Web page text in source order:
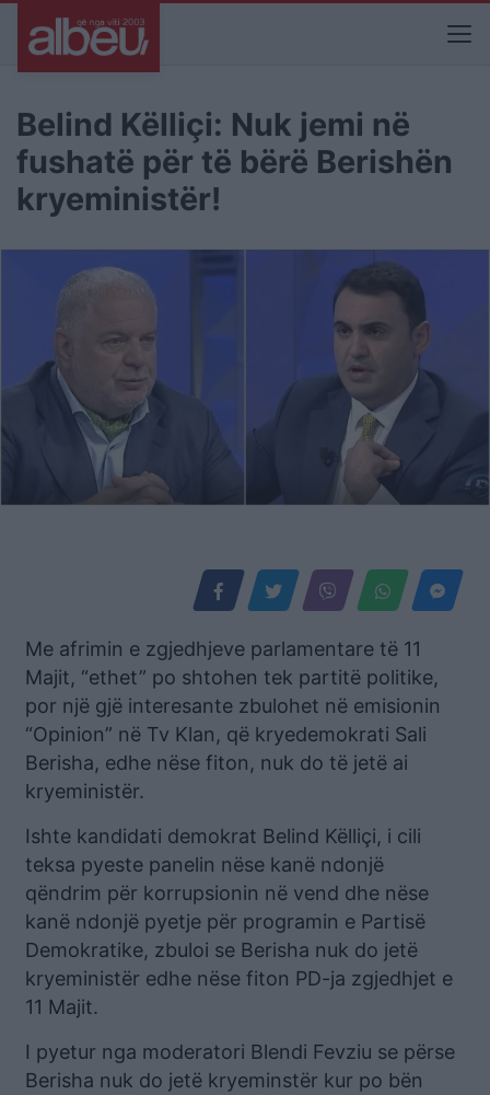
Belind Këlliçi: Nuk jemi në
fushatë për të bërë Berishën
kryeministër!
Me afrimin e zgjedhjeve parlamentare të 11
Majit, “ethet” po shtohen tek partitë politike,
por një gjë interesante zbulohet në emisionin
“Opinion” në Tv Klan, që kryedemokrati Sali
Berisha, edhe nëse fiton, nuk do të jetë ai
kryeministër.
Ishte kandidati demokrat Belind Këlliçi, i cili
teksa pyeste panelin nëse kanë ndonjë
qëndrim për korrupsionin në vend dhe nëse
kanë ndonjë pyetje për programin e Partisë
Demokratike, zbuloi se Berisha nuk do jetë
kryeministër edhe nëse fiton PD-ja zgjedhjet e
11 Majit.
I pyetur nga moderatori Blendi Fevziu se përse
Berisha nuk do jetë kryeminstër kur po bën